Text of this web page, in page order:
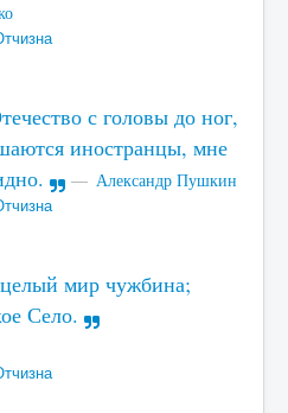
с головы до ног,
иностранцы, мне
Александр Пушкин
мир чужбина;
Село.